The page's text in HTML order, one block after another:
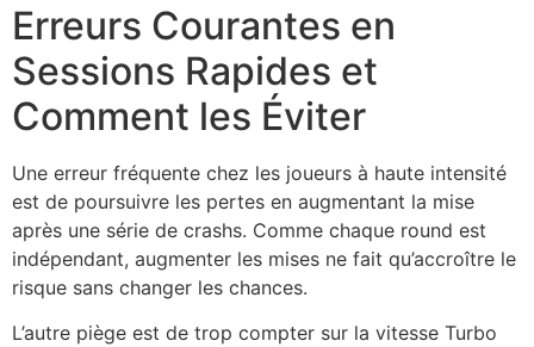
Erreurs Courantes en
Sessions Rapides et
Comment les Éviter
Une erreur fréquente chez les joueurs à haute intensité
est de poursuivre les pertes en augmentant la mise
après une série de crashs. Comme chaque round est
indépendant, augmenter les mises ne fait qu’accroître le
risque sans changer les chances.
L’autre piège est de trop compter sur la vitesse Turbo